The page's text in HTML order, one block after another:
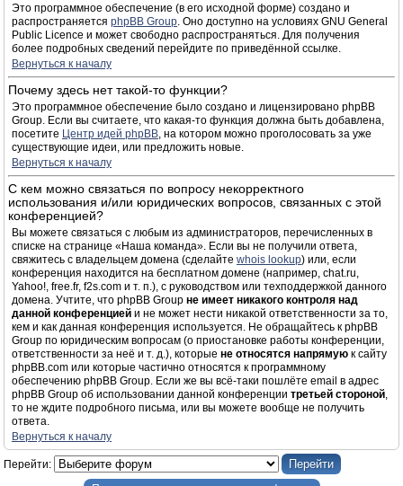
Это программное обеспечение (в его исходной форме) создано и
распространяется phpBB Group. Оно доступно на условиях GNU General
Public Licence и может свободно распространяться. Для получения
более подробных сведений перейдите по приведённой ссылке.
Вернуться к началу
Почему здесь нет такой-то функции?
Это программное обеспечение было создано и лицензировано phpBB
Group. Если вы считаете, что какая-то функция должна быть добавлена,
посетите Центр идей phpBB, на котором можно проголосовать за уже
существующие идеи, или предложить новые.
Вернуться к началу
С кем можно связаться по вопросу некорректного
использования и/или юридических вопросов, связанных с этой
конференцией?
Вы можете связаться с любым из администраторов, перечисленных в
списке на странице «Наша команда». Если вы не получили ответа,
свяжитесь с владельцем домена (сделайте whois lookup) или, если
конференция находится на бесплатном домене (например, chat.ru,
Yahoo!, free.fr, f2s.com и т. п.), с руководством или техподдержкой данного
домена. Учтите, что phpBB Group не имеет никакого контроля над
данной конференцией и не может нести никакой ответственности за то,
кем и как данная конференция используется. Не обращайтесь к phpBB
Group по юридическим вопросам (о приостановке работы конференции,
ответственности за неё и т. д.), которые не относятся напрямую к сайту
phpBB.com или которые частично относятся к программному
обеспечению phpBB Group. Если же вы всё-таки пошлёте email в адрес
phpBB Group об использовании данной конференции третьей стороной,
то не ждите подробного письма, или вы можете вообще не получить
ответа.
Вернуться к началу
Перейти: